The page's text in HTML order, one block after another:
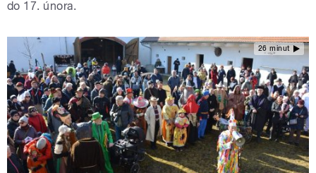
do 17. února.
26 minut